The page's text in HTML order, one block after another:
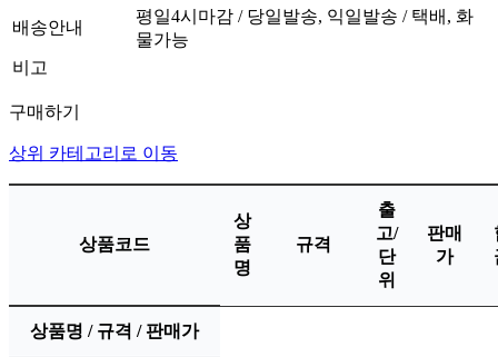
배송안내
평일4시마감 / 당일발송, 익일발송 / 택배, 화
물가능
비고
구매하기
상위 카테고리로 이동
상품코드
상
품
명
규격
출
고/
단
위
판매
가
상품명 / 규격 / 판매가